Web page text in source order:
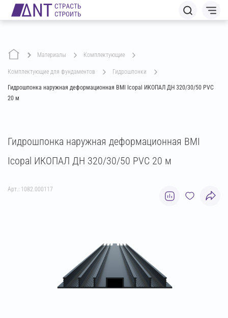
Материалы комплектующие
комплектующие для фундаментов гидрошпонки
Гидрошпонка наружная деформационная BMI Icopal ИКОПАЛ ДН 320/30/50 PVC
20 м
Гидрошпонка наружная деформационная BMI
Icopal ИКОПАЛ ДН 320/30/50 PVC 20 м
Арт.: 1082.000117